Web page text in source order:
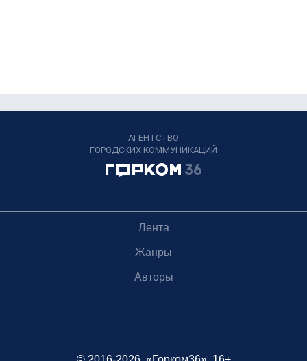
АГЕНТСТВО
ГОРОДСКИХ КОММУНИКАЦИЙ
Лента
Жанры
Авторы